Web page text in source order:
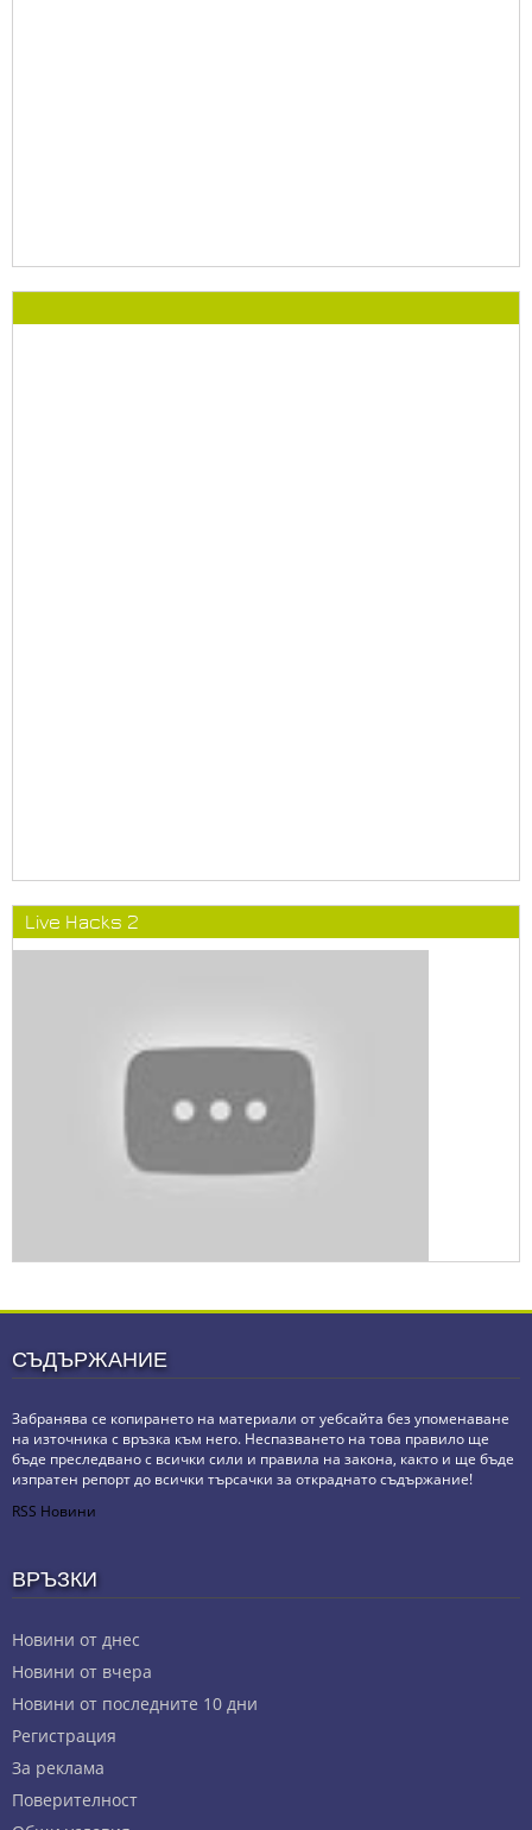
Live Hacks 2
СЪДЪРЖАНИЕ
Забранява се копирането на материали от уебсайта без упоменаване
на източника с връзка към него. Неспазването на това правило ще
бъде преследвано с всички сили и правила на закона, както и ще бъде
изпратен репорт до всички търсачки за откраднато съдържание!
RSS Новини
ВРЪЗКИ
Новини от днес
Новини от вчера
Новини от последните 10 дни
Регистрация
За реклама
Πoвepитeлнocт